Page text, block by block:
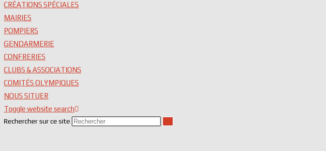
CRÉATIONS SPÉCIALES
MAIRIES
POMPIERS
GENDARMERIE
CONFRERIES
CLUBS & ASSOCIATIONS
COMITÉS OLYMPIQUES
NOUS SITUER
Toggle website search
Rechercher sur ce site